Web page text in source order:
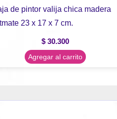
de pintor valija chica madera
23 x 17 x 7 cm.
$ 30.300
Agregar al carrito